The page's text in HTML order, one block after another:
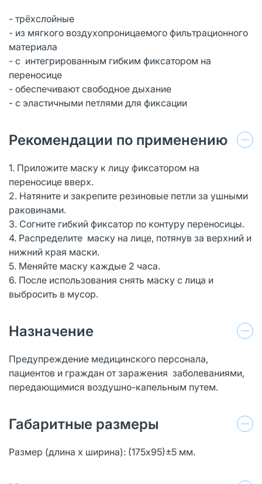
- трёхслойные
- из мягкого воздухопроницаемого фильтрационного
материала
- с интегрированным гибким фиксатором на
переносице
- обеспечивают свободное дыхание
- с эластичными петлями для фиксации
Рекомендации по применению
1. Приложите маску к лицу фиксатором на
переносице вверх.
2. Натяните и закрепите резиновые петли за ушными
раковинами.
3. Согните гибкий фиксатор по контуру переносицы.
4. Распределите маску на лице, потянув за верхний и
нижний края маски.
5. Меняйте маску каждые 2 часа.
6. После использования снять маску с лица и
выбросить в мусор.
Назначение
Предупреждение медицинского персонала,
пациентов и граждан от заражения заболеваниями,
передающимися воздушно-капельным путем.
Габаритные размеры
Размер (длина х ширина): (175х95)±5 мм.